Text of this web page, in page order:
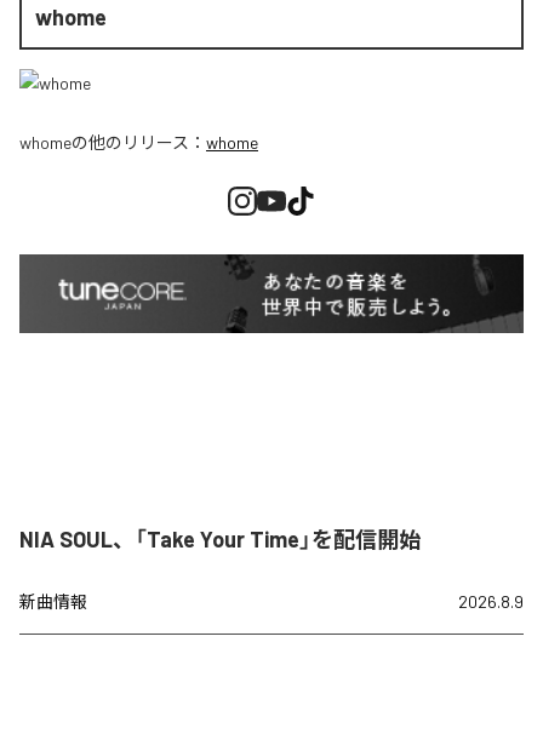
whome
whomeの他のリリース： whome
NIA SOUL、「Take Your Time」を配信開始
新曲情報 2026.8.9